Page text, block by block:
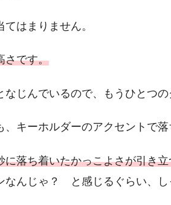
はまりません。
さです。
じんでいるので、もうひとつの
キーホルダーのアクセントで落
落ち着いたかっこよさが引き
んじゃ？ と感じるぐらい、し